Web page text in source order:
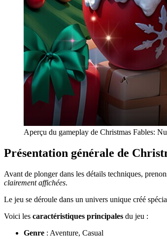
Aperçu du gameplay de Christmas Fables:
Présentation générale de
Avant de plonger dans les détails techniques,
clairement affichées.
Le jeu se déroule dans un univers unique créé
Voici les caractéristiques principales du jeu :
Genre : Aventure, Casual